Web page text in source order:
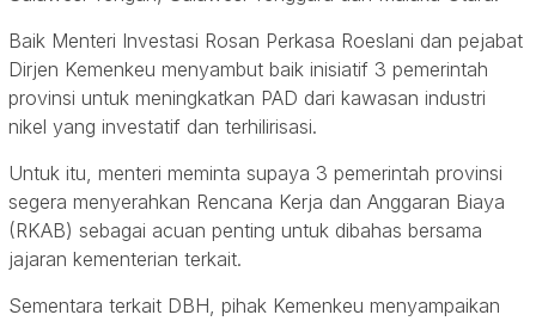
Baik Menteri Investasi Rosan Perkasa Roeslani dan pejabat
Dirjen Kemenkeu menyambut baik inisiatif 3 pemerintah
provinsi untuk meningkatkan PAD dari kawasan industri
nikel yang investatif dan terhilirisasi.
Untuk itu, menteri meminta supaya 3 pemerintah provinsi
segera menyerahkan Rencana Kerja dan Anggaran Biaya
(RKAB) sebagai acuan penting untuk dibahas bersama
jajaran kementerian terkait.
Sementara terkait DBH, pihak Kemenkeu menyampaikan